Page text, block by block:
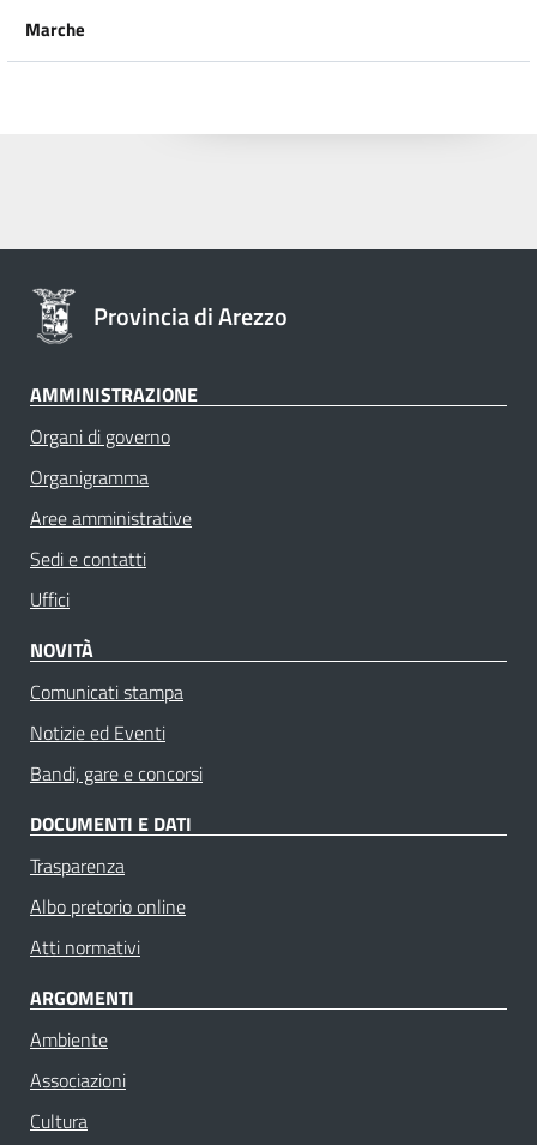
Marche
Provincia di Arezzo
AMMINISTRAZIONE
Organi di governo
Organigramma
Aree amministrative
Sedi e contatti
Uffici
NOVITÀ
Comunicati stampa
Notizie ed Eventi
Bandi, gare e concorsi
DOCUMENTI E DATI
Trasparenza
Albo pretorio online
Atti normativi
ARGOMENTI
Ambiente
Associazioni
Cultura